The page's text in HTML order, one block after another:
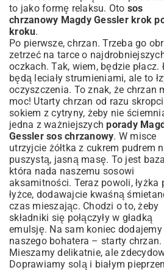
to jako formę relaksu. Oto sos
chrzanowy Magdy Gessler krok
kroku.
Po pierwsze, chrzan. Trzeba go
zetrzeć na tarce o
oczkach. Tak, wiem, będzie płacz.
będą leciały strumieniami, ale to
oczyszczenia. To znak, że chrzan
moc! Utarty chrzan od razu
sokiem z cytryny, żeby nie
jedna z ważniejszychporady
Gessler sos chrzanowy. W misce
utrzyjcie żółtka z cukrem pudrem
puszystą, jasną masę. To jest
która nada naszemu sosowi
aksamitności. Teraz powoli, łyżka
łyżce, dodawajcie kwaśną
czas mieszając. Chodzi o to, żeby
składniki się połączyły w gładką
emulsję. Na sam koniec dodajemy
naszego bohatera – starty chrzan.
Mieszamy delikatnie, ale
Doprawiamy solą i białym